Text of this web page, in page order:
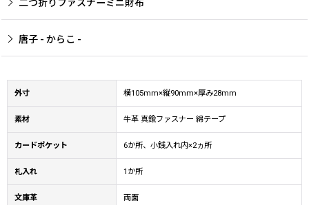
二つ折りファスナーミニ財布
唐子 - からこ -
外寸 横105mm×縦90mm×厚み28mm
素材 牛革 真鍮ファスナー 綿テープ
カードポケット 6か所、小銭入れ内×2ヵ所
札入れ 1か所
文庫革 両面